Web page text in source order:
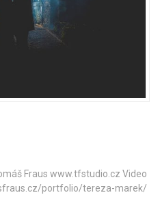
Fraus www.tfstudio.cz Video
portfolio/tereza-marek/